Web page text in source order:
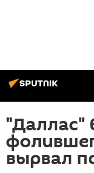
"Даллас"
вырвал